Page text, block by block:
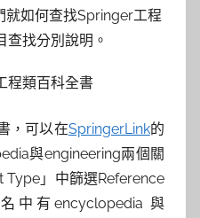
就如何查找Springer工程
查找分別說明。
程類百科全書
，可以在SpringerLink的
與engineering兩個關
Type」中篩選Reference
中有encyclopedia 與